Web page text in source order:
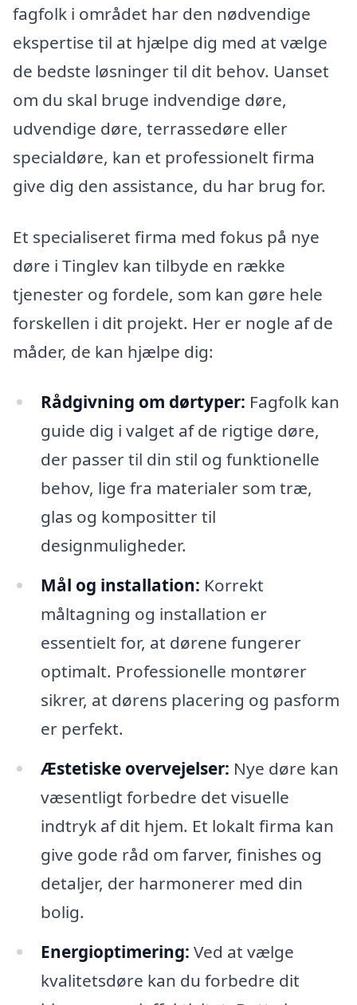
fagfolk i området har den nødvendige
ekspertise til at hjælpe dig med at vælge
de bedste løsninger til dit behov. Uanset
om du skal bruge indvendige døre,
udvendige døre, terrassedøre eller
specialdøre, kan et professionelt firma
give dig den assistance, du har brug for.
Et specialiseret firma med fokus på nye
døre i Tinglev kan tilbyde en række
tjenester og fordele, som kan gøre hele
forskellen i dit projekt. Her er nogle af de
måder, de kan hjælpe dig:
Rådgivning om dørtyper: Fagfolk kan
guide dig i valget af de rigtige døre,
der passer til din stil og funktionelle
behov, lige fra materialer som træ,
glas og kompositter til
designmuligheder.
Mål og installation: Korrekt
måltagning og installation er
essentielt for, at dørene fungerer
optimalt. Professionelle montører
sikrer, at dørens placering og pasform
er perfekt.
Æstetiske overvejelser: Nye døre kan
væsentligt forbedre det visuelle
indtryk af dit hjem. Et lokalt firma kan
give gode råd om farver, finishes og
detaljer, der harmonerer med din
bolig.
Energioptimering: Ved at vælge
kvalitetsdøre kan du forbedre dit